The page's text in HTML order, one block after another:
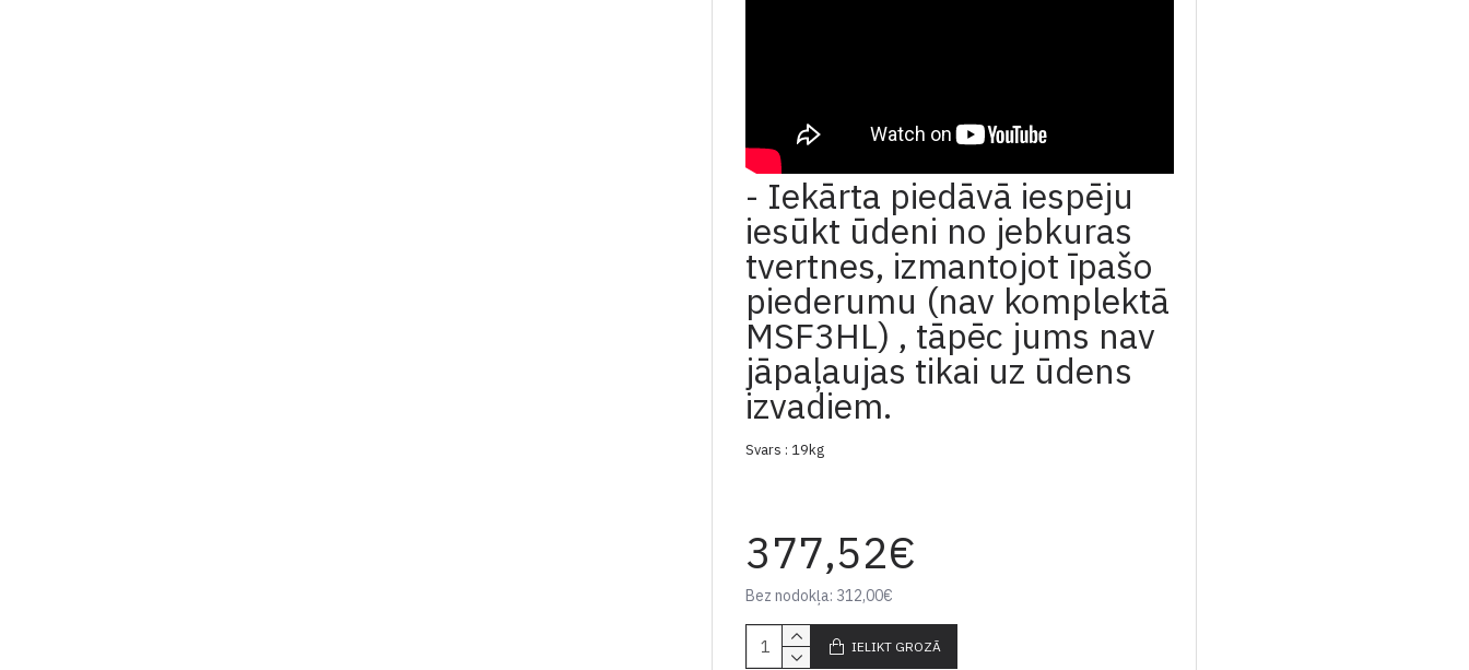
- Iekārta piedāvā iespēju
iesūkt ūdeni no jebkuras
tvertnes, izmantojot īpašo
piederumu (nav komplektā
MSF3HL) , tāpēc jums nav
jāpaļaujas tikai uz ūdens
izvadiem.
Svars : 19kg
377,52€
Bez nodokļa: 312,00€
IELIKT GROZĀ